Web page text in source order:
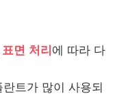
표면 처리 에 따라 다
트가 많이 사용되